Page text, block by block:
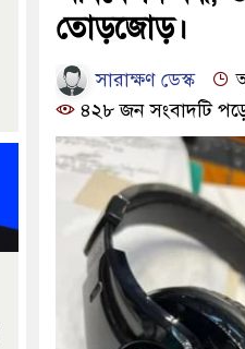
তোড়জোড়।
সারাক্ষণ ডেস্ক
৪২৮ জন সংবাদটি